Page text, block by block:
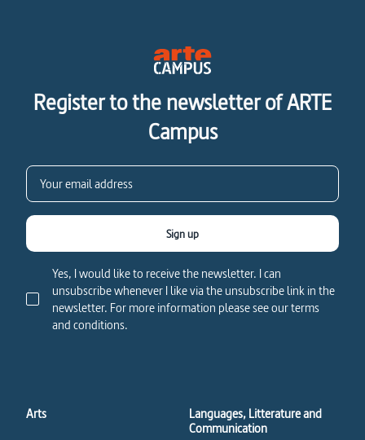
Register to the newsletter of ARTE
Campus
Yes, I would like to receive the newsletter. I can
unsubscribe whenever I like via the unsubscribe link in the
newsletter. For more information please see our terms
and conditions.
Sign up
Arts
Languages, Litterature and
Communication